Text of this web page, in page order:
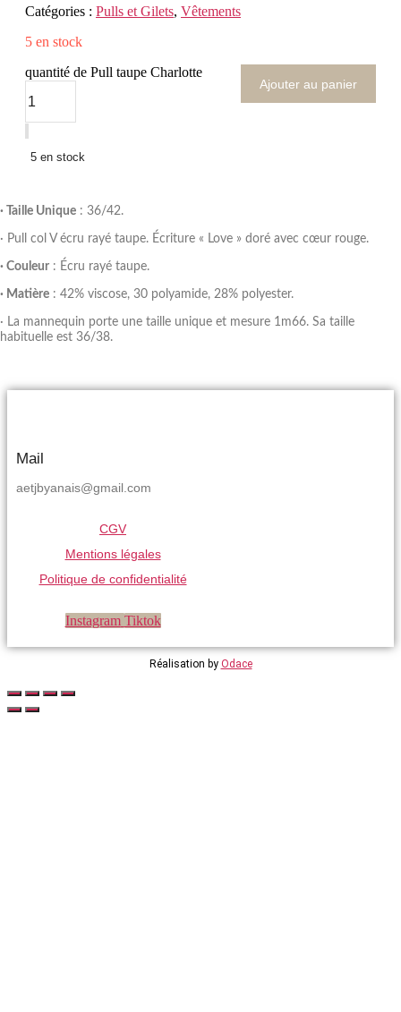
Catégories : Pulls et Gilets, Vêtements
5 en stock
quantité de Pull taupe Charlotte
Ajouter au panier
5 en stock
· Taille Unique : 36/42.
· Pull col V écru rayé taupe. Écriture « Love » doré avec cœur rouge.
· Couleur : Écru rayé taupe.
· Matière : 42% viscose, 30 polyamide, 28% polyester.
· La mannequin porte une taille unique et mesure 1m66. Sa taille
habituelle est 36/38.
Mail
aetjbyanais@gmail.com
CGV
Mentions légales
Politique de confidentialité
Instagram Tiktok
Réalisation by Odace